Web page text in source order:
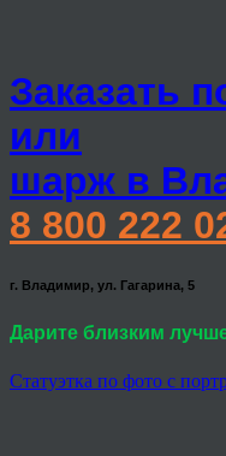
Заказать
или
шарж в
8 800 222
г. Владимир, ул. Гагарина, 5
Дарите близким
Статуэтка по фото с